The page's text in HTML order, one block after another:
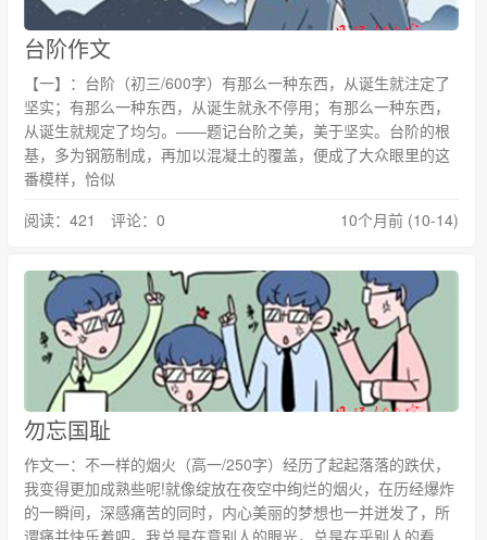
台阶作文
【一】：台阶（初三/600字）有那么一种东西，从诞生就注定了
坚实；有那么一种东西，从诞生就永不停用；有那么一种东西，
从诞生就规定了均匀。——题记台阶之美，美于坚实。台阶的根
基，多为钢筋制成，再加以混凝土的覆盖，便成了大众眼里的这
番模样，恰似
阅读：421 评论：0
10个月前 (10-14)
勿忘国耻
作文一：不一样的烟火（高一/250字）经历了起起落落的跌伏，
我变得更加成熟些呢!就像绽放在夜空中绚烂的烟火，在历经爆炸
的一瞬间，深感痛苦的同时，内心美丽的梦想也一并迸发了，所
谓痛并快乐着吧。我总是在意别人的眼光，总是在乎别人的看